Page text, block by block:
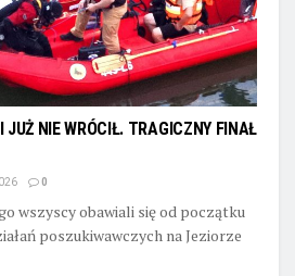
JUŻ NIE WRÓCIŁ. TRAGICZNY FINAŁ
0
wszyscy obawiali się od początku
poszukiwawczych na Jeziorze